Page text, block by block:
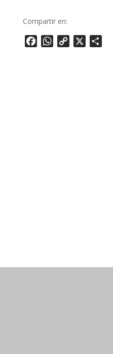
Compartir en:
FacebookWhatsApp
Copy